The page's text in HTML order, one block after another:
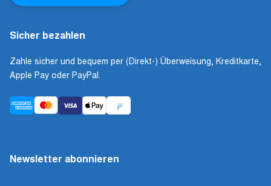
Sicher bezahlen
Zahle sicher und bequem per (Direkt-) Überweisung, Kreditkarte,
Apple Pay oder PayPal.
Newsletter abonnieren